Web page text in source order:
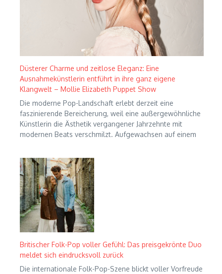
Düsterer Charme und zeitlose Eleganz: Eine
Ausnahmekünstlerin entführt in ihre ganz eigene
Klangwelt – Mollie Elizabeth Puppet Show
Die moderne Pop-Landschaft erlebt derzeit eine
faszinierende Bereicherung, weil eine außergewöhnliche
Künstlerin die Ästhetik vergangener Jahrzehnte mit
modernen Beats verschmilzt. Aufgewachsen auf einem
Britischer Folk-Pop voller Gefühl: Das preisgekrönte Duo
meldet sich eindrucksvoll zurück
Die internationale Folk-Pop-Szene blickt voller Vorfreude